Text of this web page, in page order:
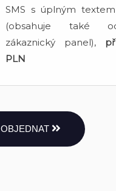
SMS s úplným
(obsahuje také
zákaznický panel),
PLN
OBJEDNAT